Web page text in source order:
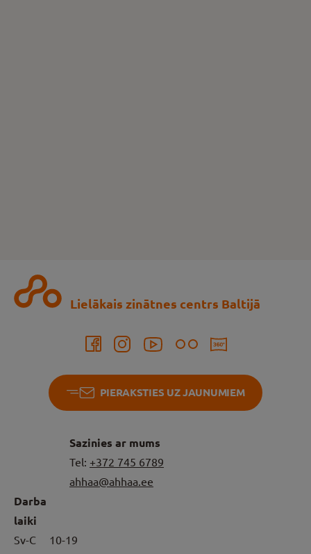
Lielākais zinātnes centrs Baltijā
PIERAKSTIES UZ JAUNUMIEM
Sazinies ar mums
Tel: +372 745 6789
ahhaa@ahhaa.ee
Darba
laiki
Sv-C
10-19